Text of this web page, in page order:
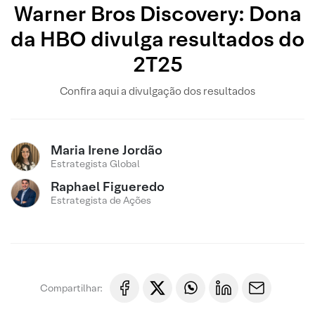
Warner Bros Discovery: Dona
da HBO divulga resultados do
2T25
Confira aqui a divulgação dos resultados
Maria Irene Jordão
Estrategista Global
Raphael Figueredo
Estrategista de Ações
Compartilhar: